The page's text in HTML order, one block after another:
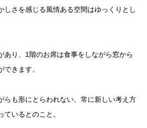
しさを感じる風情ある空間はゆっくりとし
あり、1階のお席は食事をしながら窓から
きます。
らも形にとらわれない、常に新しい考え方
ているとのこと。